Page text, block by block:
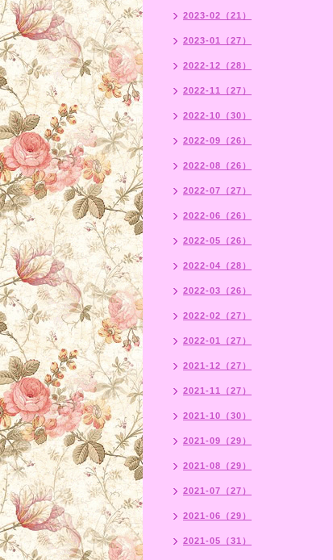
2023-02（21）
2023-01（27）
2022-12（28）
2022-11（27）
2022-10（30）
2022-09（26）
2022-08（26）
2022-07（27）
2022-06（26）
2022-05（26）
2022-04（28）
2022-03（26）
2022-02（27）
2022-01（27）
2021-12（27）
2021-11（27）
2021-10（30）
2021-09（29）
2021-08（29）
2021-07（27）
2021-06（29）
2021-05（31）